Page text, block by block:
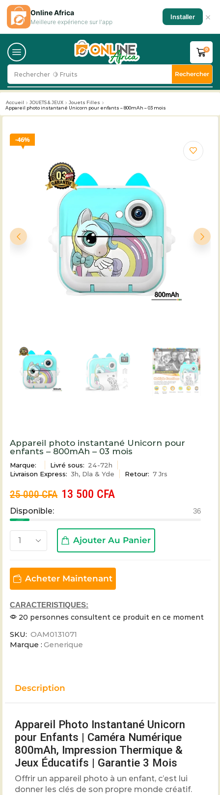
Rechercher 🥛 Milk Rechercher
0
Accueil JOUETS & JEUX
Jouets Filles
Appareil photo instantané Unicorn pour enfants – 800mAh – 03 mois
46%
Appareil photo instantané Unicorn pour
enfants – 800mAh – 03 mois
Marque: Livré sous: 24-72h
Livraison Express: 3h, Dla & Yde Retour: 7 Jrs
25 000CFA 13 500 CFA
Disponible: 36
Ajouter Au Panier
Acheter Maintenant
CARACTERISTIQUES:
20 personnes consultent ce produit en ce moment
SKU: OAM0131071
Marque : Generique
Description
Appareil Photo Instantané Unicorn
pour Enfants | Caméra Numérique
800mAh, Impression Thermique &
Jeux Éducatifs | Garantie 3 Mois
Offrir un appareil photo à un enfant, c’est lui
donner les clés de son propre monde créatif.
Online Africa
Meilleure expérience sur l'app
Installer ×